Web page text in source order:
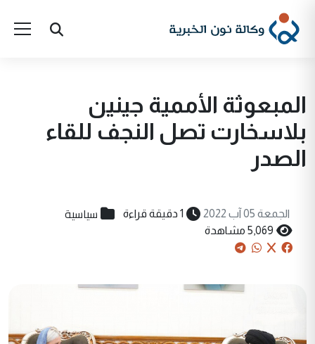
المبعوثة الأممية جينين
بلاسخارت تصل النجف للقاء
الصدر
الجمعة 05 آب 2022 1 دقيقة قراءة سياسية
5,069 مشاهدة